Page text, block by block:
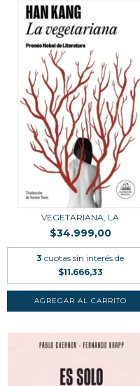
VEGETARIANA, LA
$34.999,00
3 cuotas sin interés de
$11.666,33